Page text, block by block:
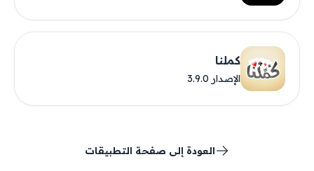
كملنا
الإصدار 3.9.0
العودة إلى صفحة التطبيقات